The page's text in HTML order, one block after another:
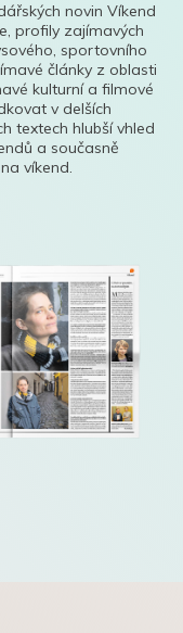
novin Víkend
profily zajímavých
sportovního
články z oblasti
kulturní a filmové
v delších
textech hlubší vhled
a současně
víkend.